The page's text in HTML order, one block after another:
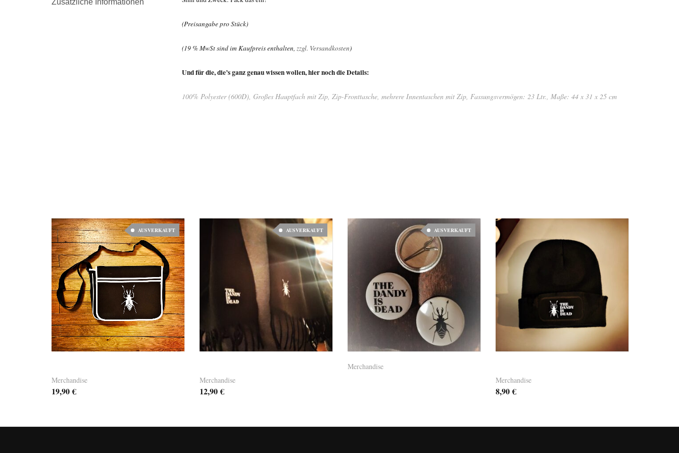
Zusätzliche Informationen
(Preisangabe pro Stück)
(19 % MwSt sind im Kaufpreis enthalten, zzgl. Versandkosten)
Und für die, die’s ganz genau wissen wollen, hier noch die Details:
100% Polyester (600D), Großes Hauptfach mit Zip, Zip-Fronttasche, mehrere Innentaschen mit Zip, Fassungsvermögen: 23 Ltr., Maße: 44 x 31 x 25 cm
AUSVERKAUFT
Merchandise
19,90€
AUSVERKAUFT
Merchandise
12,90€
AUSVERKAUFT
Merchandise
Merchandise
8,90€